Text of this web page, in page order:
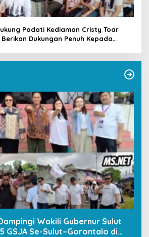
Padati Kediaman Cristy Toar
Dukungan Penuh Kepada
Wakili Gubernur Sulut
GSJA Se-Sulut–Gorontalo di